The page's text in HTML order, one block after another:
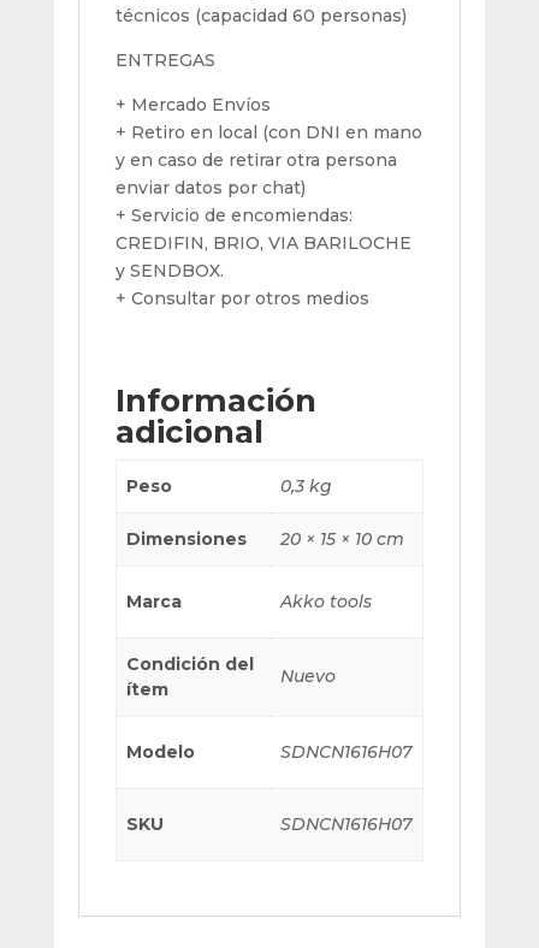
técnicos (capacidad 60 personas)
ENTREGAS
+ Mercado Envíos
+ Retiro en local (con DNI en mano
y en caso de retirar otra persona
enviar datos por chat)
+ Servicio de encomiendas:
CREDIFIN, BRIO, VIA BARILOCHE
y SENDBOX.
+ Consultar por otros medios
Información
adicional
Peso 0,3 kg
Dimensiones 20 × 15 × 10 cm
Marca Akko tools
Condición del
ítem
Nuevo
Modelo SDNCN1616H07
SKU SDNCN1616H07